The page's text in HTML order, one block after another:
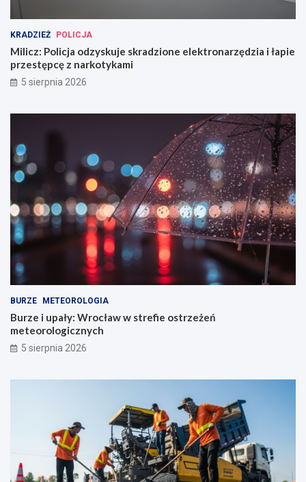
KRADZIEŻ POLICJA
Milicz: Policja odzyskuje skradzione elektronarzędzia i łapie
przestępcę z narkotykami
5 sierpnia 2026
BURZE METEOROLOGIA
Burze i upały: Wrocław w strefie ostrzeżeń
meteorologicznych
5 sierpnia 2026